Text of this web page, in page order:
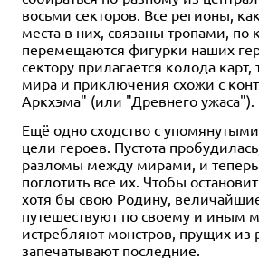
восьми секторов. Все регионы,
места в них, связаны тропами, по
перемещаются фигурки наших
сектору прилагается колода карт,
мира и приключения схожи с
Аркхэма" (или "Древнего ужаса").
Ещё одно сходство с
цели героев. Пустота
разломы между мирами, и теперь
поглотить все их. Чтобы
хотя бы свою Родину,
путешествуют по своему и иным
истребляют монстров, прущих из
запечатывают последние.